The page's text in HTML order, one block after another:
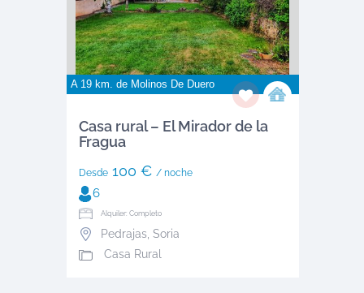
A 19 km. de Molinos De Duero
Casa rural – El Mirador de la
Fragua
Desde100 € / noche
6
Alquiler: Completo
Pedrajas, Soria
Casa Rural